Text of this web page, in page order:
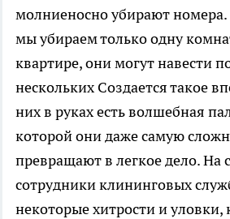
молниеносно убирают номера.
мы убираем только одну
квартире, они могут навести
нескольких Создается такое
них в руках есть волшебная
которой они даже самую
превращают в легкое дело. На
сотрудники клининговых
некоторые хитрости и уловки,